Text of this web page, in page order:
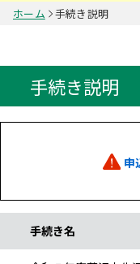
ホーム 手続き説明
手続き説明
申
手続き名